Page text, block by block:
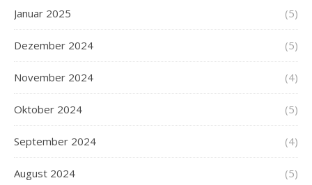
Januar 2025 (5)
Dezember 2024 (5)
November 2024 (4)
Oktober 2024 (5)
September 2024 (4)
August 2024 (5)